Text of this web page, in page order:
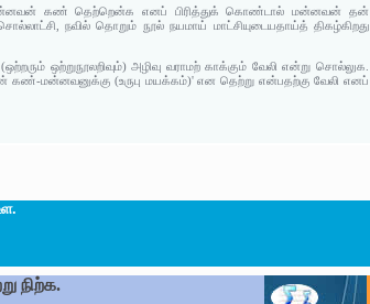
மன்னவன் கண் தெற்றென்க எனப் பிரித்துக் கொண்டால் மன்னவன் தன்
நவில் தொறும் நூல் நயமாய் மாட்சியுடையதாய்த் திகழ்கிறது
ஒற்றுநூலறிவும்) அழிவு வராமற் காக்கும் வேலி என்று சொல்லுக.
கண்-மன்னவனுக்கு (உருபு மயக்கம்)' என தெற்று என்பதற்கு வேலி எனப்
நிற்க.